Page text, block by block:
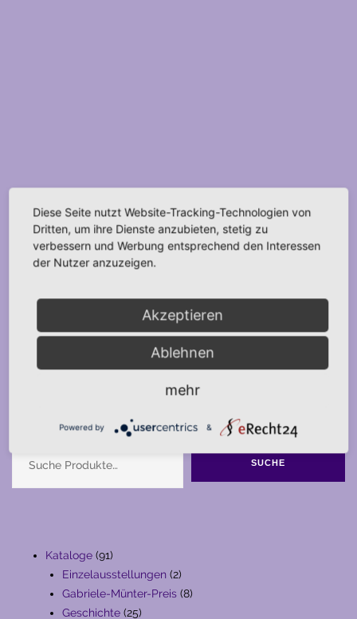
SUCHE
Kataloge 9191
Produkte
Einzelausstellungen 22
Produkte
Gabriele-Münter-Preis 88
Geschichte 2525
Diese Seite nutzt Website-Tracking-Technologien von
Dritten, um ihre Dienste anzubieten, stetig zu
verbessern und Werbung entsprechend den Interessen
der Nutzer anzuzeigen.
Akzeptieren
Ablehnen
mehr
Powered by &